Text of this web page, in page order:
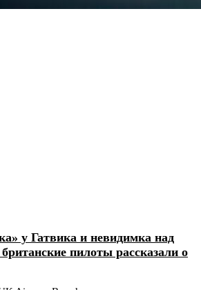
у Гатвика и невидимка над
пилоты рассказали о